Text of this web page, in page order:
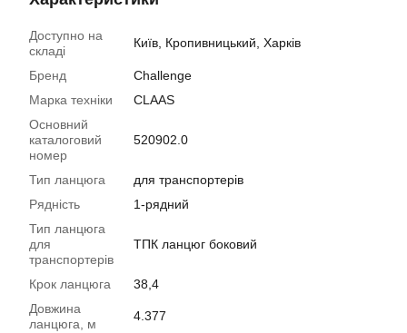
Доступно на
складі
Київ, Кропивницький, Харків
Бренд
Challenge
Марка техніки
CLAAS
Основний
каталоговий
номер
520902.0
Тип ланцюга
для транспортерів
Рядність
1-рядний
Тип ланцюга
для
транспортерів
ТПК ланцюг боковий
Крок ланцюга
38,4
Довжина
ланцюга, м
4.377